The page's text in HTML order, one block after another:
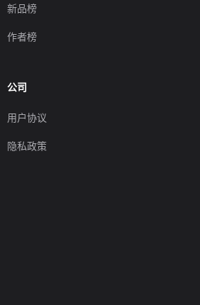
新品榜
作者榜
公司
用户协议
隐私政策